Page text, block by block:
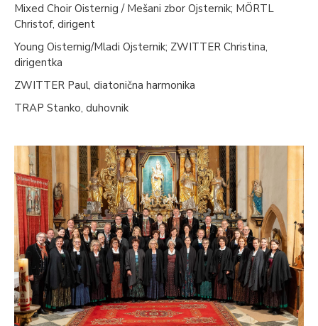
Mixed Choir Oisternig / Mešani zbor Ojsternik; MÖRTL
Christof, dirigent
Young Oisternig/Mladi Ojsternik; ZWITTER Christina,
dirigentka
ZWITTER Paul, diatonična harmonika
TRAP Stanko, duhovnik